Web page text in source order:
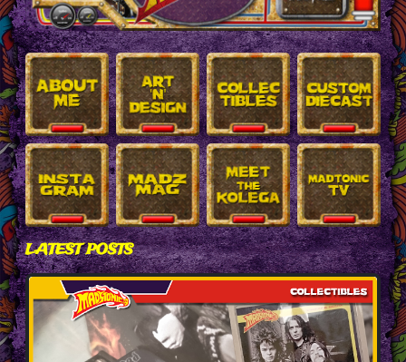
LATEST POSTS